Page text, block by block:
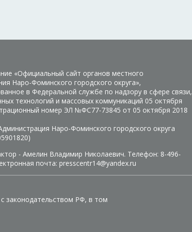
«Официальный сайт органов местного
Наро-Фоминского городского округа»,
в Федеральной службе по надзору в сфере связи,
технологий и массовых коммуникаций 05 октября
номер ЭЛ №ФС77-73845 от 05 октября 2018
Наро-Фоминского городского округа
- Амелин Владимир Николаевич. Телефон: 8-496-
почта: presscentr14@yandex.ru
законодательством РФ, в том